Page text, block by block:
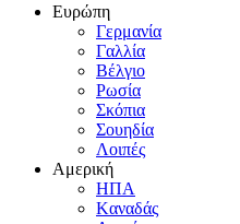
Eυρώπη
Γερμανία
Γαλλία
Bέλγιο
Pωσία
Σκόπια
Σουηδία
Λοιπές
Aμερική
HΠA
Kαναδάς